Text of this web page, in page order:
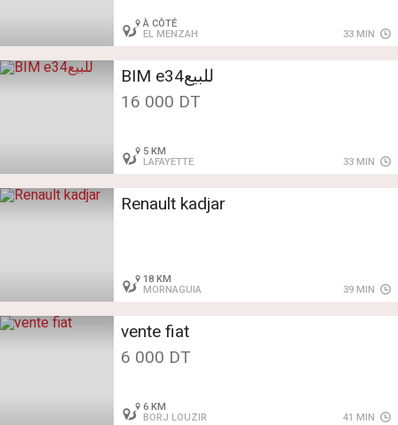
À CÔTÉ
EL MENZAH
33 MIN
BIM e34للبيع
16 000 DT
5 KM
LAFAYETTE
33 MIN
Renault kadjar
18 KM
MORNAGUIA
39 MIN
vente fiat
6 000 DT
6 KM
BORJ LOUZIR
41 MIN